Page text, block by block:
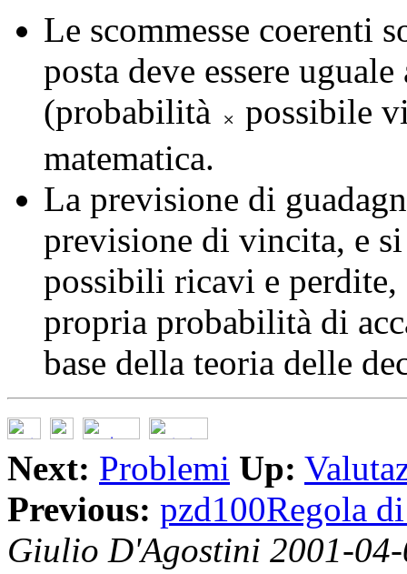
Le scommesse coerenti
posta deve essere
(probabilità
possibile
matematica.
La previsione di
previsione di vincita, e
possibili ricavi e
propria probabilità di
base della teoria delle
Next: Problemi Up:
Previous: pzd100Regola
Giulio D'Agostini 2001-